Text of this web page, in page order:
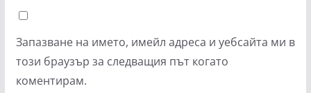
Запазване на името, имейл адреса и уебсайта ми в
този браузър за следващия път когато
коментирам.